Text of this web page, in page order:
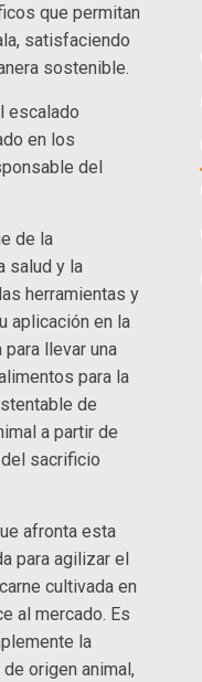
que permitan
satisfaciendo
sostenible.
escalado
en los
del
de la
salud y la
herramientas y
aplicación en la
llevar una
para la
de
a partir de
sacrificio
afronta esta
para agilizar el
cultivada en
al mercado. Es
la
origen animal,